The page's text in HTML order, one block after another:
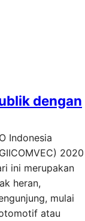
dengan
Indonesia
2020
ini merupakan
heran,
mulai
atau